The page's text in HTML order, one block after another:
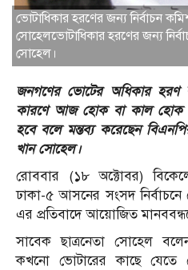
ভোটাধিকার হরণের জন্য নির্বাচন
সোহেলভোটাধিকার হরণের জন্য
সোহেল।
জনগ‌ণের ভোটের অধিকার হরণ
কারণে আজ হোক বা কাল হোক
হবে বলে মন্তব‌্য করেছেন
খান সোহেল।
রোববার (১৮ অক্টোবর)
ঢাকা-৫ আসনের সংসদ
এর প্রতিবাদে আয়োজিত
সাবেক ছাত্রনেতা সোহেল
কখনো ভোটারের কাছে যেতে